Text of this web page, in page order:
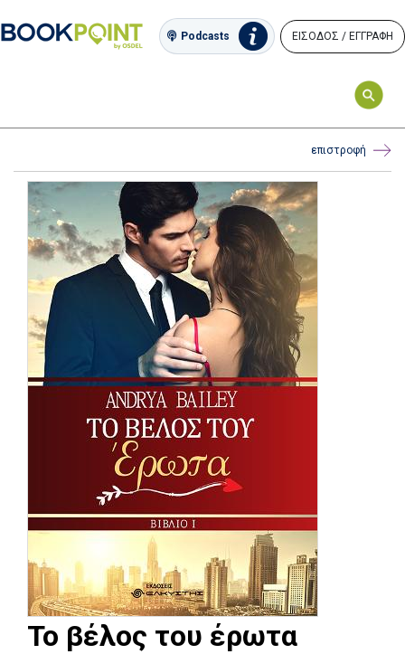
Podcasts ΕΙΣΟΔΟΣ / ΕΓΓΡΑΦΗ
επιστροφή
Το βέλος του έρωτα